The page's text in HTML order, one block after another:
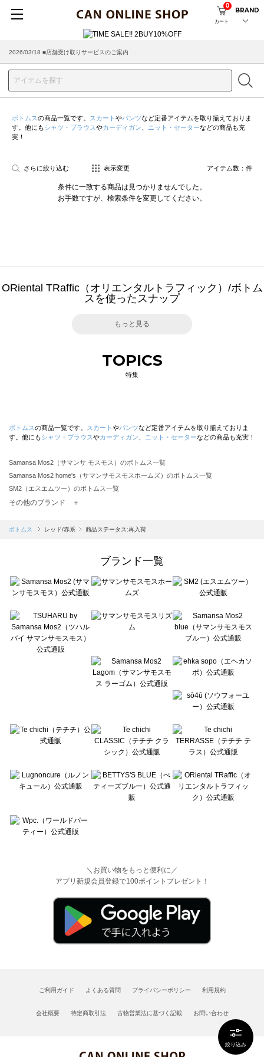
カート
0
BRAND
2026/03/18 ■店舗受け取りサービスのご案内
絞り込み
ボトムスの商品一覧です。 スカート やパンツなど定番アイテムを取り揃えておりま
す。他にもシャツ・ブラウスやカーディガン ニット・セーターなどの商品も充
実！
さらに絞り込む 表示変更 アイテム数： 件
条件に一致する商品は見つかりませんでした。
お手数ですが、検索条件を変更してください。
ORiental TRaffic（オリエンタルトラフィック）/ボトム
スを使ったスナップ
もっと見る
TOPICS
特集
ボトムスの商品一覧です。 スカート やパンツなど定番アイテムを取り揃えておりま
す。他にもシャツ・ブラウスやカーディガン ニット・セーターなどの商品も充実！
Samansa Mos2（サマンサ モスモス）のボトムス一覧
Samansa Mos2 home's（サマンサモスモスホームズ）のボトムス一覧
SM2（エスエムツー）のボトムス一覧
TSUHARU by Samansa Mos2（ツハルバイサマンサモスモス）のボトムス一覧
Samansa Mos2 blue（サマンサモスモス ブルー）のボトムス一覧
sō4ū（ソウフォーユー）のボトムス一覧
Te chichi（テチチ）のボトムス一覧
Te chichi CLASSIC（テチチ クラシック）のボトムス一覧
Lugnoncure（ルノンキュール）のボトムス一覧
BETTY'S BLUE（べティーズブルー）のボトムス一覧
Wpc.（ワールドパーティー）のボトムス一覧
その他のブランド ＋
ボトムス レッド/赤系 商品ステータス:再入荷
ブランド一覧
＼お買い物をもっと便利に／
アプリ新規会員登録で100ポイントプレゼント！
ご利用ガイド よくある質問 プライバシーポリシー 利用規約
会社概要 特定商取引法 古物営業法に基づく記載 お問い合わせ